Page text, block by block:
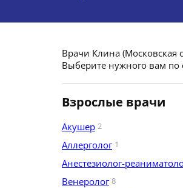
Врачи Клина (Московская
Выберите нужного вам по
Взрослые врачи
Акушер 2
Аллерголог 1
Анестезиолог-
Венеролог 8